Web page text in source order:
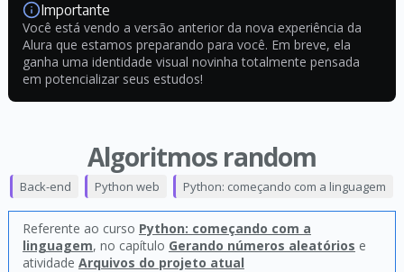
Importante
Você está vendo a versão anterior da nova experiência da
Alura que estamos preparando para você. Em breve, ela
ganha uma identidade visual novinha totalmente pensada
em potencializar seus estudos!
Algoritmos random
Back-end Python web Python: começando com a linguagem
Referente ao curso Python: começando com a
linguagem, no capítulo Gerando números aleatórios e
atividade Arquivos do projeto atual